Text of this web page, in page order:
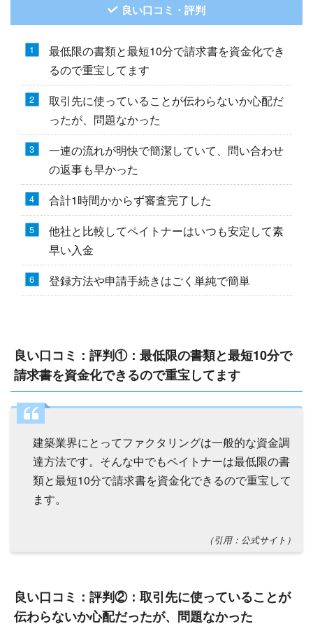
良い口コミ・評判
最低限の書類と最短10分で請求書を資金化でき
るので重宝してます
取引先に使っていることが伝わらないか心配だ
ったが、問題なかった
一連の流れが明快で簡潔していて、問い合わせ
の返事も早かった
合計1時間かからず審査完了した
他社と比較してペイトナーはいつも安定して素
早い入金
登録方法や申請手続きはごく単純で簡単
良い口コミ：評判①：最低限の書類と最短10分で
請求書を資金化できるので重宝してます
建築業界にとってファクタリングは一般的な資金調
達方法です。そんな中でもペイトナーは最低限の書
類と最短10分で請求書を資金化できるので重宝して
ます。
（引用：公式サイト）
良い口コミ：評判②：取引先に使っていることが
伝わらないか心配だったが、問題なかった